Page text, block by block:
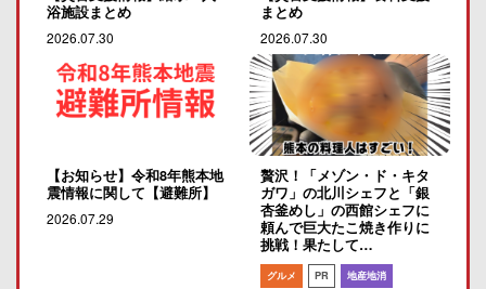
浴施設まとめ
2026.07.30
まとめ
2026.07.30
【お知らせ】令和8年熊本地
震情報に関して【避難所】
2026.07.29
贅沢！「メゾン・ド・キタ
ガワ」の北川シェフと「銀
杏釜めし」の西館シェフに
頼んで巨大たこ焼き作りに
挑戦！果たして…
グルメ PR 地産地消